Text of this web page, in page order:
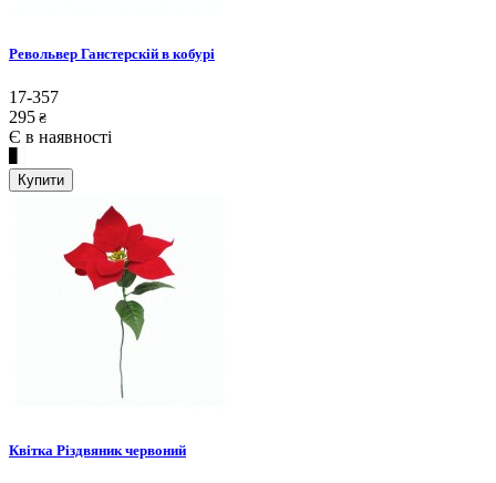
Револьвер Ганстерскій в кобурі
17-357
295 ₴
Є в наявності
Купити
Квітка Різдвяник червоний